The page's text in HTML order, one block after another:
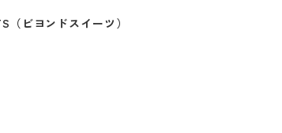
ビヨンドスイーツ）